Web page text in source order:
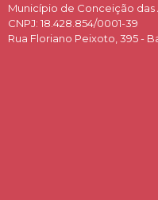
Município de Conceição das
CNPJ: 18.428.854/0001-39
Rua Floriano Peixoto, 395 -